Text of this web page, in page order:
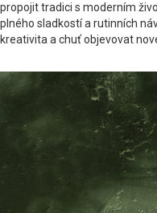
propojit tradici s moderním
plného sladkostí a rutinních
kreativita a chuť objevovat